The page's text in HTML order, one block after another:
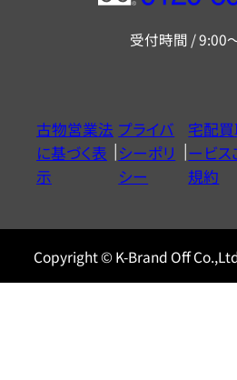
ー
ヤ
ル
0120604117
受付時間 / 9:00
古物営業法
に基づく表
示
プライバ
シーポリ
シー
宅配
ービス
規約
Copyright © K-Brand Off